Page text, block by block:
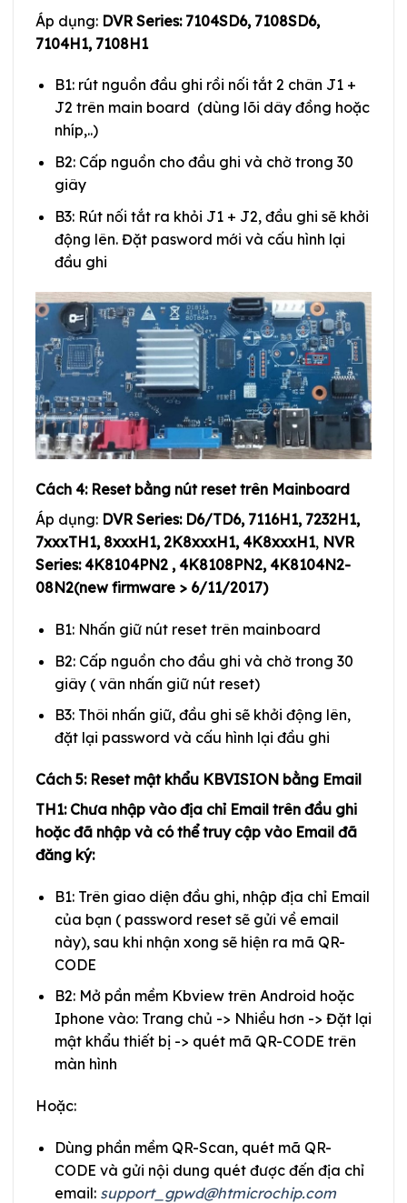
Áp dụng: DVR Series: 7104SD6, 7108SD6,
7104H1, 7108H1
B1: rút nguồn đầu ghi rồi nối tắt 2 chân J1 +
J2 trên main board (dùng lõi dây đồng hoặc
nhíp,..)
B2: Cấp nguồn cho đầu ghi và chờ trong 30
giây
B3: Rút nối tắt ra khỏi J1 + J2, đầu ghi sẽ khởi
động lên. Đặt pasword mới và cấu hình lại
đầu ghi
Cách 4: Reset bằng nút reset trên Mainboard
Áp dụng: DVR Series: D6/TD6, 7116H1, 7232H1,
7xxxTH1, 8xxxH1, 2K8xxxH1, 4K8xxxH1, NVR
Series: 4K8104PN2 , 4K8108PN2, 4K8104N2-
08N2(new firmware > 6/11/2017)
B1: Nhấn giữ nút reset trên mainboard
B2: Cấp nguồn cho đầu ghi và chờ trong 30
giây ( vân nhấn giữ nút reset)
B3: Thôi nhấn giữ, đầu ghi sẽ khởi động lên,
đặt lại password và cấu hình lại đầu ghi
Cách 5: Reset mật khẩu KBVISION bằng Email
TH1: Chưa nhập vào địa chỉ Email trên đầu ghi
hoặc đã nhập và có thể truy cập vào Email đã
đăng ký:
B1: Trên giao diện đầu ghi, nhập địa chỉ Email
của bạn ( password reset sẽ gửi về email
này), sau khi nhận xong sẽ hiện ra mã QR-
CODE
B2: Mở pần mềm Kbview trên Android hoặc
Iphone vào: Trang chủ -> Nhiều hơn -> Đặt lại
mật khẩu thiết bị -> quét mã QR-CODE trên
màn hình
Hoặc:
Dùng phần mềm QR-Scan, quét mã QR-
CODE và gửi nội dung quét được đến địa chỉ
email: support_gpwd@htmicrochip.com